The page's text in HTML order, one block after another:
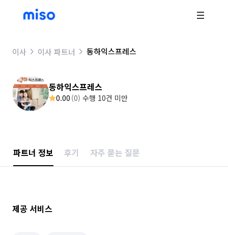
이사 이사 파트너 동하익스프레스
동하익스프레스
0.00 (0) 수행 10건 미만
파트너 정보 후기 자주 묻는 질문
제공 서비스